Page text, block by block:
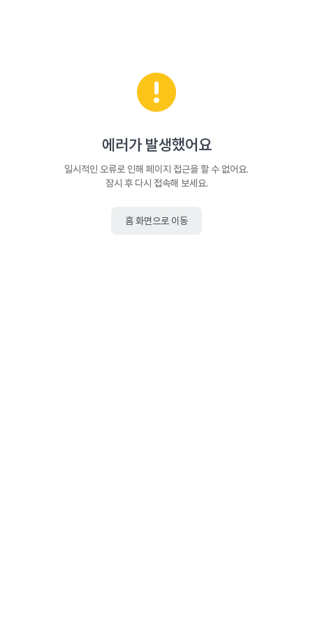
에러가 발생했어요
일시적인 오류로 인해 페이지 접근을 할 수 없어요.
잠시 후 다시 접속해 보세요.
홈 화면으로 이동